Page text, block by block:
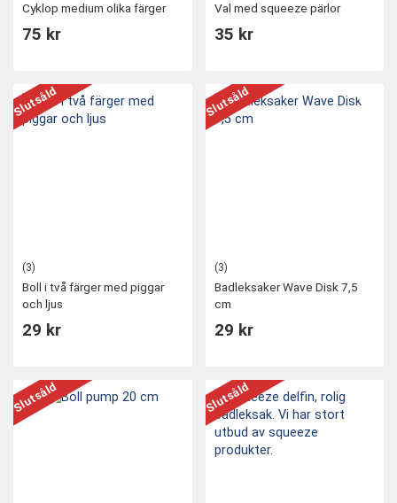
Cyklop medium olika färger
75 kr
Val med squeeze pärlor
35 kr
(3)
Boll i två färger med piggar
och ljus
Slutsåld
29 kr
(3)
Badleksaker Wave Disk 7,5
cm
Slutsåld
29 kr
Slutsåld Slutsåld